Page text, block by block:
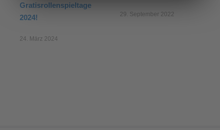
Gratisrollenspieltage
2024!
24. März 2024
29. September 2022